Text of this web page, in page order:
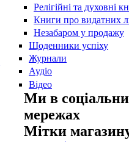
Релігійні та духовні
Книги про видатних
Незабаром у продажу
Щоденники успіху
Журнали
Аудіо
Відео
Ми в
мережах
Мітки